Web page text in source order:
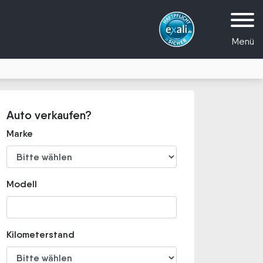
Menü
Auto verkaufen?
Marke
Modell
Kilometerstand